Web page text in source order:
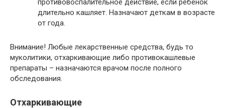
противовоспалительное действие, если ребенок
длительно кашляет. Назначают деткам в возрасте
от года.
Внимание! Любые лекарственные средства, будь то
муколитики, отхаркивающие либо противокашлевые
препараты – назначаются врачом после полного
обследования.
Отхаркивающие